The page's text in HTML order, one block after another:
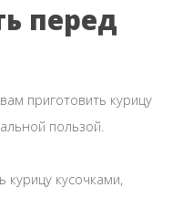
перед
приготовить курицу
пользой.
курицу кусочками,